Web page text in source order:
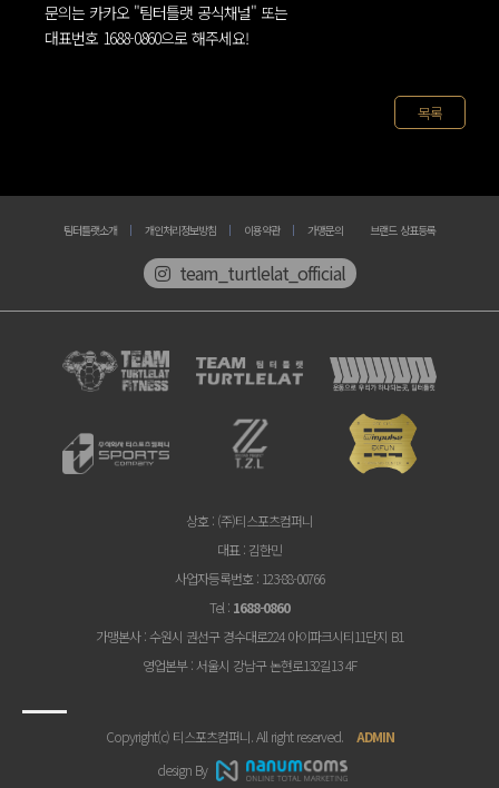
문의는 카카오 "팀터틀랫 공식채널" 또는
대표번호 1688-0860으로 해주세요!
목록
팀터틀랫소개 개인처리정보방침 이용약관 가맹문의 브랜드 상표등록
team_turtlelat_official
상호 : (주)티스포츠컴퍼니
대표 : 김한민
사업자등록번호 : 123-88-00766
Tel : 1688-0860
가맹본사: 수원시 권선구 경수대로224 아이파크시티11단지 B1
영업본부: 서울시 강남구 논현로132길13 4F
Copyright(c) 티스포츠컴퍼니. All right reserved. ADMIN
design By